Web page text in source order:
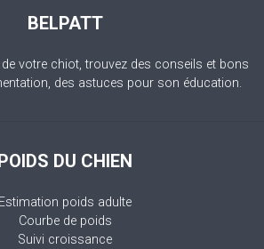
BELPATT
votre chiot, trouvez des conseils et bons
des astuces pour son éducation.
POIDS DU CHIEN
Estimation poids adulte
Courbe de poids
Suivi croissance